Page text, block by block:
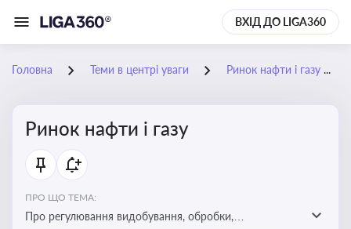
ВХІД ДО LIGA360
Головна Теми в центрі уваги Ринок нафти і газу
Ринок нафти і газу
ПРО ЩО ТЕМА:
Про регулювання видобування, обробки,